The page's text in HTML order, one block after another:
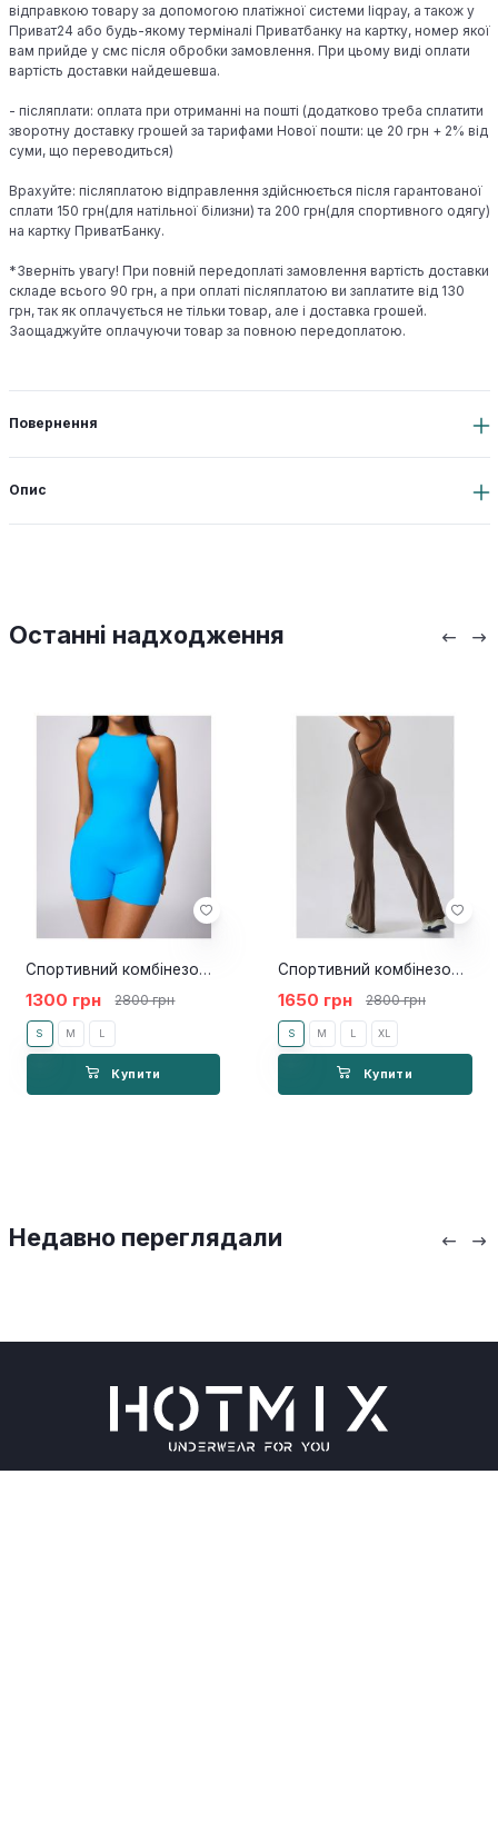
відправкою товару за допомогою платіжної системи liqpay, а також у
Приват24 або будь-якому терміналі Приватбанку на картку, номер якої
вам прийде у смс після обробки замовлення. При цьому виді оплати
вартість доставки найдешевша.
- післяплати: оплата при отриманні на пошті (додатково треба сплатити
зворотну доставку грошей за тарифами Нової пошти: це 20 грн + 2% від
суми, що переводиться)
Врахуйте: післяплатою відправлення здійснюється після гарантованої
сплати 150 грн(для натільної білизни) та 200 грн(для спортивного одягу)
на картку ПриватБанку.
*Зверніть увагу! При повній передоплаті замовлення вартість доставки
складе всього 90 грн, а при оплаті післяплатою ви заплатите від 130
грн, так як оплачується не тільки товар, але і доставка грошей.
Заощаджуйте оплачуючи товар за повною передоплатою.
Повернення
Опис
Останні надходження
Спортивний комбінезон Coop Blue
1300 грн 2800 грн
S M L
Купити
Спортивний комбінезон Neyma brown
1650 грн 2800 грн
S M L XL
Купити
Недавно переглядали